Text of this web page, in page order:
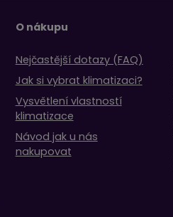
O nákupu
Nejčastější dotazy (FAQ)
Jak si vybrat klimatizaci?
Vysvětlení vlastností
klimatizace
Návod jak u nás
nakupovat